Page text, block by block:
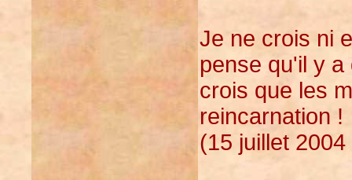
Je ne crois ni
pense qu'il y
crois que les
reincarnation !
(15 juillet